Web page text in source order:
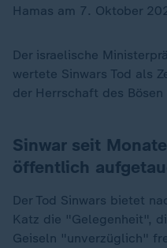
Hamas am 7. Oktober
Der israelische
wertete Sinwars Tod als
der Herrschaft des
Sinwar seit
öffentlich
Der Tod Sinwars bietet
Katz die "Gelegenheit",
Geiseln "unverzüglich"